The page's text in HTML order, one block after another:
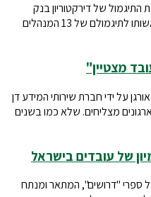
של דירקטוריון בנק
לאומי, את התוכנית שגיבשה הוועדה בראשותו לתיגמולם של 13 המנהלים
מצטיין"
על ידי חברת שירותי המידע דן
מצליחים. שלא כמו בשנים
של עובדים בישראל
ספרי "דרושים", המתאר ומנתח